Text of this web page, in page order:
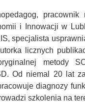
pracownik
i Innowacji w
specjalista
licznych
metody
Od niemal 20 lat
diagnozy
szkolenia na